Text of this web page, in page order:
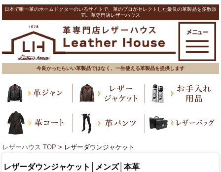
日本で唯一革のホームドクターのいるサイトで、革のプロがセレクトした最良の革製品を多数販
売。革専門店レザーハウス
今良かったらいい革製品ではなく、一生使える革製品を提供します
レザーハウス TOP > レザーダウンジャケット
レザーダウンジャケット│メンズ│本革